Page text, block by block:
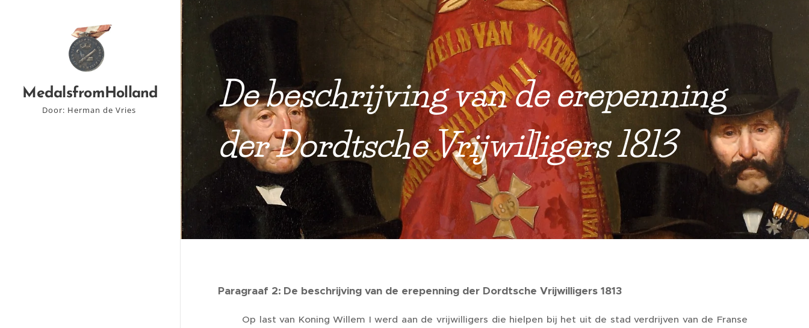
MedalsfromHolland
Door: Herman de Vries
De beschrijving van de erepenning
der Dordtsche Vrijwilligers 1813
Paragraaf 2: De beschrijving van de erepenning der Dordtsche Vrijwilligers 1813
Op last van Koning Willem I werd aan de vrijwilligers die hielpen bij het uit de stad verdrijven van de Franse